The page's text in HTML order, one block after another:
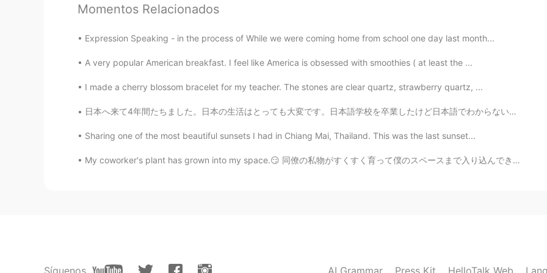
JP EN
Yummm wanna have it🤤✨
EN KR JP
@Claire 😋
Claire 2020.08.19 13:12
Momentos Relacionados
Expression Speaking - in the process of While we were coming home from school one day last month...
A very popular American breakfast. I feel like America is obsessed with smoothies ( at least the ...
I made a cherry blossom bracelet for my teacher. The stones are clear quartz, strawberry quartz, ...
日本へ来て4年間たちました。日本の生活はとっても大変です。日本語学校を卒業したけど日本語でわからないことたくさんある。専門学校に入って2年itの勉強とっても難しい。 日本へ来るとき日本語全然わか...
Sharing one of the most beautiful sunsets I had in Chiang Mai, Thailand. This was the last sunset...
My coworker's plant has grown into my space.😏 同僚の私物がすくすく育って僕のスペースまで入り込んできました。 I wonder how long i...
Síguenos AI Grammar Press Kit HelloTalk Web